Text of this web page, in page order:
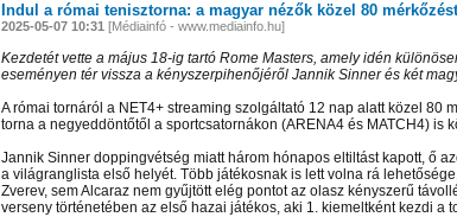
Indul a római tenisztorna: a magyar nézők közel 80
2025-05-07 10:31 [Médiainfó - www.mediainfo.hu]
Kezdetét vette a május 18-ig tartó Rome Masters, amely idén
eseményen tér vissza a kényszerpihenőjéről Jannik Sinner és két
A római tornáról a NET4+ streaming szolgáltató 12 nap alatt közel 80
torna a negyeddöntőtől a sportcsatornákon (ARENA4 és MATCH4) is
Jannik Sinner doppingvétség miatt három hónapos eltiltást kapott, ő
a világranglista első helyét. Több játékosnak is lett volna rá
Zverev, sem Alcaraz nem gyűjtött elég pontot az olasz kényszerű
verseny történetében az első hazai játékos, aki 1. kiemeltként kezdi a